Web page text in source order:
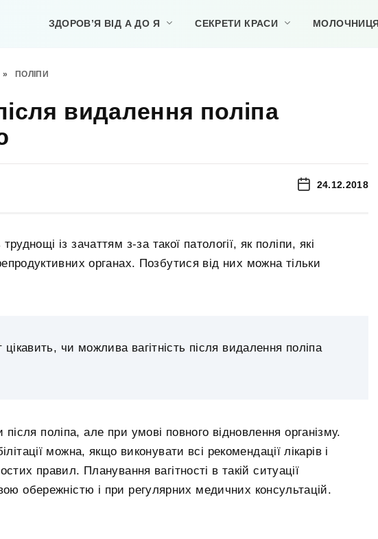
ЗДОРОВ’Я ВІД А ДО Я СЕКРЕТИ КРАСИ МОЛОЧНИЦЯ
» ПОЛІПИ
видалення поліпа
24.12.2018
із зачаттям з-за такої патології, як поліпи, які
органах. Позбутися від них можна тільки
цікавить, чи можлива вагітність після видалення поліпа
після поліпа, але при умові повного відновлення організму.
можна, якщо виконувати всі рекомендації лікарів і
правил. Планування вагітності в такій ситуації
обережністю і при регулярних медичних консультацій.